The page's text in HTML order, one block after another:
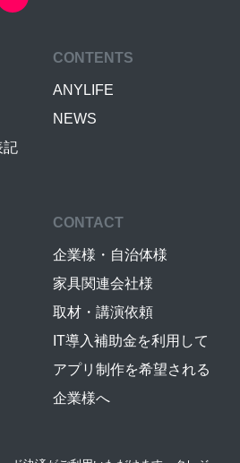
記
CONTENTS
ANYLIFE
NEWS
CONTACT
企業様・自治体様
家具関連会社様
取材・講演依頼
IT導入補助金を利用して
アプリ制作を希望される
企業様へ